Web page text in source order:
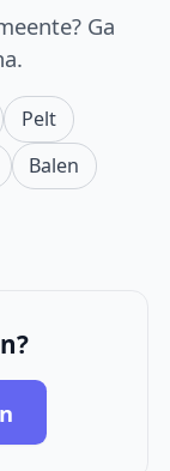
Ga
Pelt
Balen